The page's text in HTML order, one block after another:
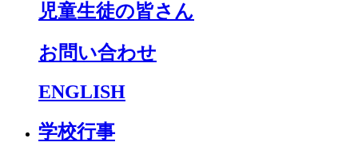
児童生徒の皆さん
お問い合わせ
ENGLISH
学校行事